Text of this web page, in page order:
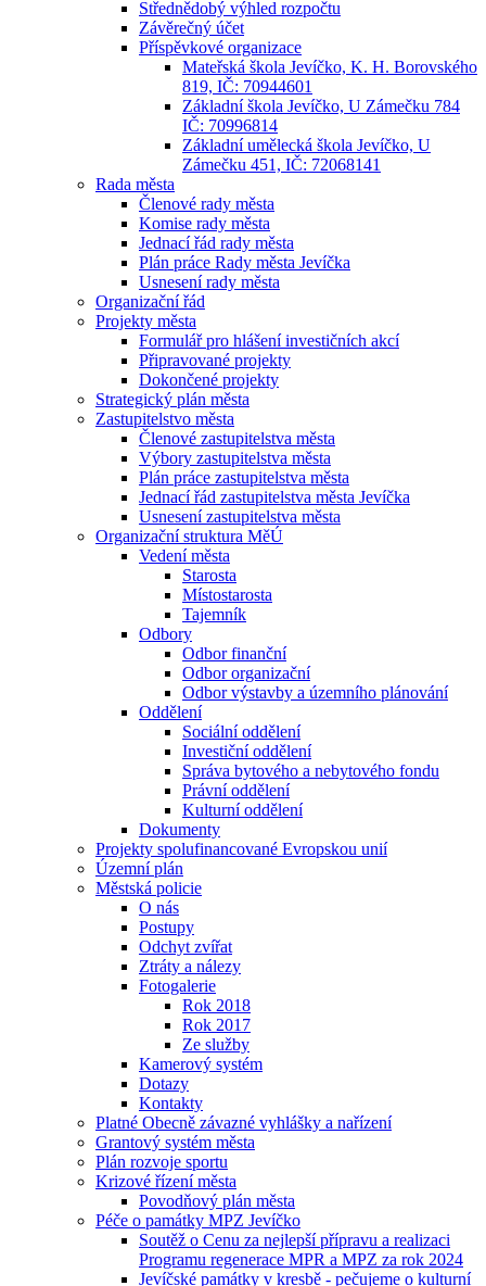
Střednědobý výhled rozpočtu
Závěrečný účet
Příspěvkové organizace
Mateřská škola Jevíčko, K. H. Borovského
819, IČ: 70944601
Základní škola Jevíčko, U Zámečku 784
IČ: 70996814
Základní umělecká škola Jevíčko, U
Zámečku 451, IČ: 72068141
Rada města
Členové rady města
Komise rady města
Jednací řád rady města
Plán práce Rady města Jevíčka
Usnesení rady města
Organizační řád
Projekty města
Formulář pro hlášení investičních akcí
Připravované projekty
Dokončené projekty
Strategický plán města
Zastupitelstvo města
Členové zastupitelstva města
Výbory zastupitelstva města
Plán práce zastupitelstva města
Jednací řád zastupitelstva města Jevíčka
Usnesení zastupitelstva města
Organizační struktura MěÚ
Vedení města
Starosta
Místostarosta
Tajemník
Odbory
Odbor finanční
Odbor organizační
Odbor výstavby a územního plánování
Oddělení
Sociální oddělení
Investiční oddělení
Správa bytového a nebytového fondu
Právní oddělení
Kulturní oddělení
Dokumenty
Projekty spolufinancované Evropskou unií
Územní plán
Městská policie
O nás
Postupy
Odchyt zvířat
Ztráty a nálezy
Fotogalerie
Rok 2018
Rok 2017
Ze služby
Kamerový systém
Dotazy
Kontakty
Platné Obecně závazné vyhlášky a nařízení
Grantový systém města
Plán rozvoje sportu
Krizové řízení města
Povodňový plán města
Péče o památky MPZ Jevíčko
Soutěž o Cenu za nejlepší přípravu a realizaci
Programu regenerace MPR a MPZ za rok 2024
Jevíčské památky v kresbě - pečujeme o kulturní